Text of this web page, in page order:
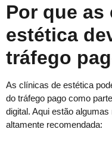
Por que
estética
tráfego
As clínicas de estética
do tráfego pago como
digital. Aqui estão
altamente recomendada: